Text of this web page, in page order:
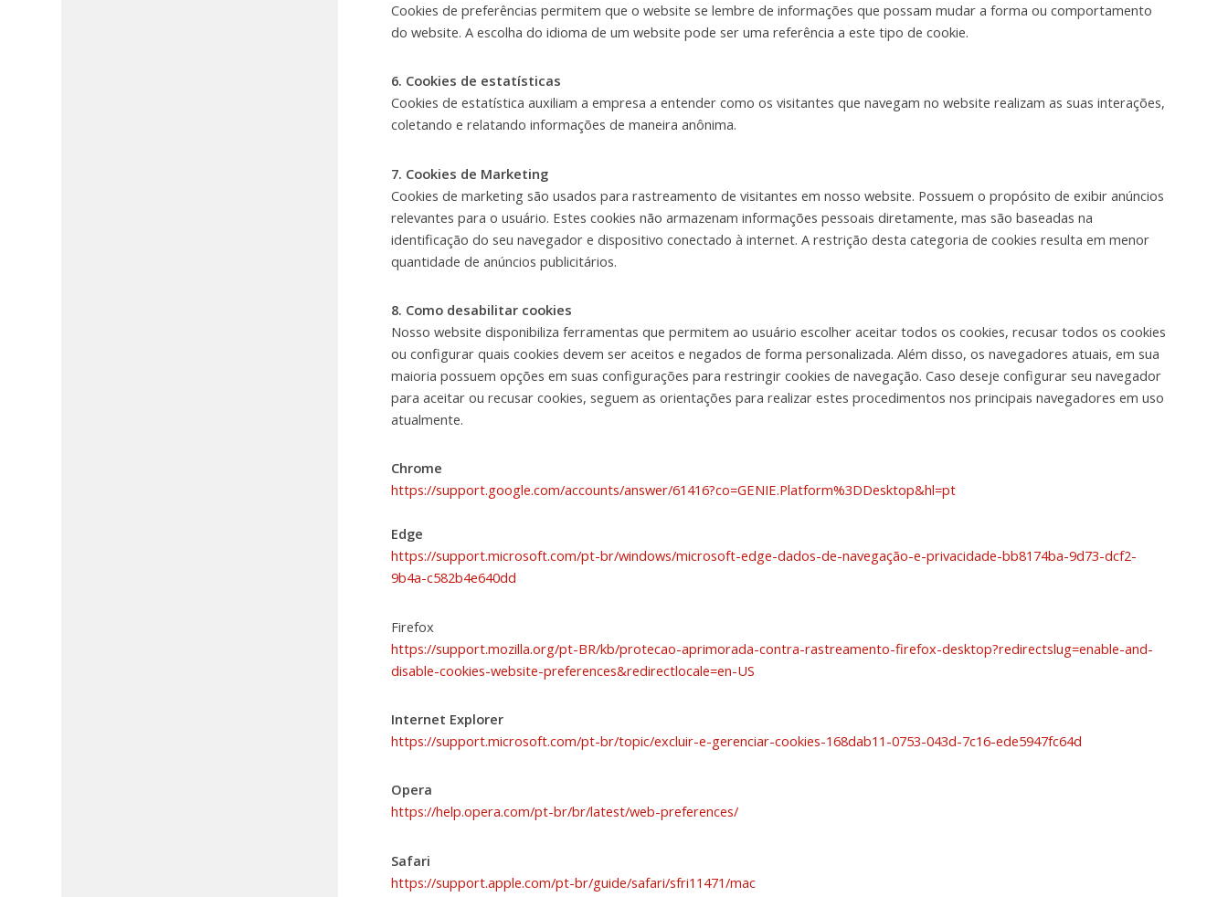
Cookies de preferências permitem que o website se lembre de informações que possam mudar a forma ou comportamento
do website. A escolha do idioma de um website pode ser uma referência a este tipo de cookie.
6. Cookies de estatísticas
Cookies de estatística auxiliam a empresa a entender como os visitantes que navegam no website realizam as suas interações,
coletando e relatando informações de maneira anônima.
7. Cookies de Marketing
Cookies de marketing são usados para rastreamento de visitantes em nosso website. Possuem o propósito de exibir anúncios
relevantes para o usuário. Estes cookies não armazenam informações pessoais diretamente, mas são baseadas na
identificação do seu navegador e dispositivo conectado à internet. A restrição desta categoria de cookies resulta em menor
quantidade de anúncios publicitários.
8. Como desabilitar cookies
Nosso website disponibiliza ferramentas que permitem ao usuário escolher aceitar todos os cookies, recusar todos os cookies
ou configurar quais cookies devem ser aceitos e negados de forma personalizada. Além disso, os navegadores atuais, em sua
maioria possuem opções em suas configurações para restringir cookies de navegação. Caso deseje configurar seu navegador
para aceitar ou recusar cookies, seguem as orientações para realizar estes procedimentos nos principais navegadores em uso
atualmente.
Chrome
https://support.google.com/accounts/answer/61416?co=GENIE.Platform%3DDesktop&hl=pt
Edge
https://support.microsoft.com/pt-br/windows/microsoft-edge-dados-de-navegação-e-privacidade-bb8174ba-9d73-dcf2-
9b4a-c582b4e640dd
Firefox
https://support.mozilla.org/pt-BR/kb/protecao-aprimorada-contra-rastreamento-firefox-desktop?redirectslug=enable-and-
disable-cookies-website-preferences&redirectlocale=en-US
Internet Explorer
https://support.microsoft.com/pt-br/topic/excluir-e-gerenciar-cookies-168dab11-0753-043d-7c16-ede5947fc64d
Opera
https://help.opera.com/pt-br/br/latest/web-preferences/
Safari
https://support.apple.com/pt-br/guide/safari/sfri11471/mac